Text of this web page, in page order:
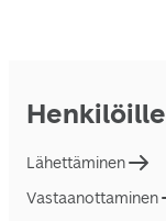
Henkilöille
Lähettäminen
Vastaanottaminen